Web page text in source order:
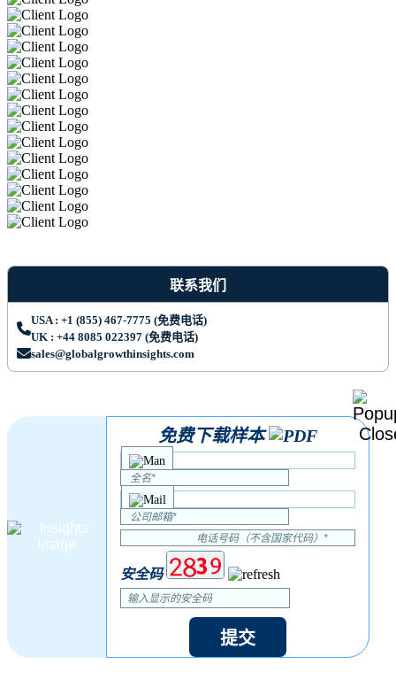
联系我们
USA : +1 (855) 467-7775 (免费电话)
UK : +44 8085 022397 (免费电话)
sales@globalgrowthinsights.com
免费下载样本
安全码
提交